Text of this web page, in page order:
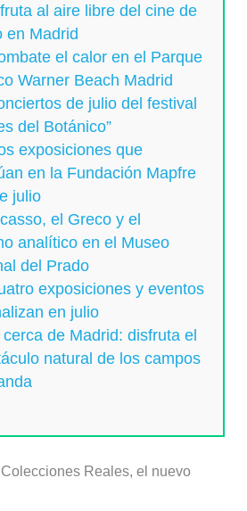
al aire libre del cine de
en Madrid
el calor en el Parque
Warner Beach Madrid
de julio del festival
del Botánico”
exposiciones que
en la Fundación Mapfre
julio
el Greco y el
analítico en el Museo
del Prado
exposiciones y eventos
en julio
de Madrid: disfruta el
natural de los campos
Reales, el nuevo